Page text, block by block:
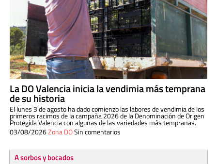
La DO Valencia inicia la vendimia más temprana
de su historia
El lunes 3 de agosto ha dado comienzo las labores de vendimia de los
primeros racimos de la campaña 2026 de la Denominación de Origen
Protegida Valencia con algunas de las variedades más tempranas.
03/08/2026Zona DOSin comentarios
A sorbos y bocados